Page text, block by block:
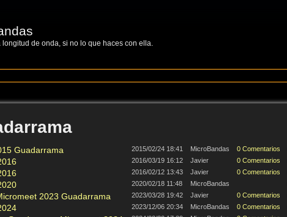
longitud de onda, si no lo que haces con ella.
Guadarrama 2015/02/24 18:41 MicroBandas 0 Comentarios
2016/03/19 16:12 Javier 0 Comentarios
2016/02/12 13:43 Javier 0 Comentarios
2020/02/18 11:48 MicroBandas
2023 Guadarrama 2023/03/28 19:42 Javier 0 Comentarios
2023/12/06 20:34 MicroBandas 0 Comentarios